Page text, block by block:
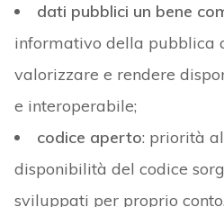
dati pubblici un bene
informativo della pubblica
valorizzare e rendere
e interoperabile;
codice aperto: priorità
disponibilità del codice
sviluppati per proprio conto.